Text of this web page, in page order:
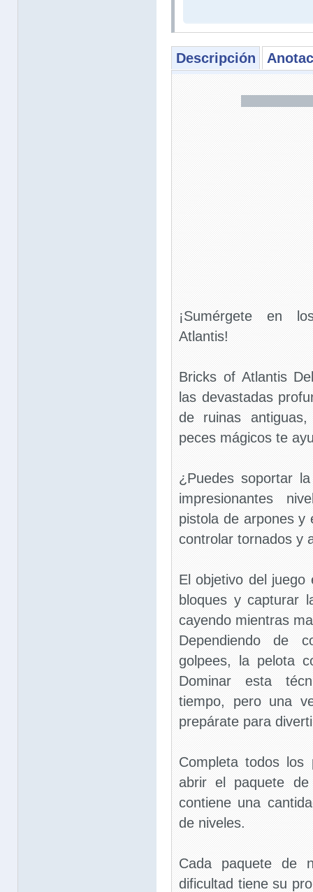
Descripción
¡Sumérgete en
Atlantis!
Bricks of Atlantis
las devastadas
de ruinas
peces mágicos te
¿Puedes soportar
impresionantes
pistola de arpones y
controlar tornados y
El objetivo del
bloques y capturar
cayendo mientras
Dependiendo de
golpees, la pelota
Dominar esta
tiempo, pero una
prepárate para
Completa todos los
abrir el paquete de
contiene una
de niveles.
Cada paquete de
dificultad tiene su